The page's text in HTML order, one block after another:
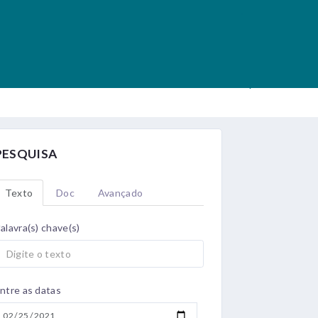
Texto Doc Avançado
chave(s)
as datas